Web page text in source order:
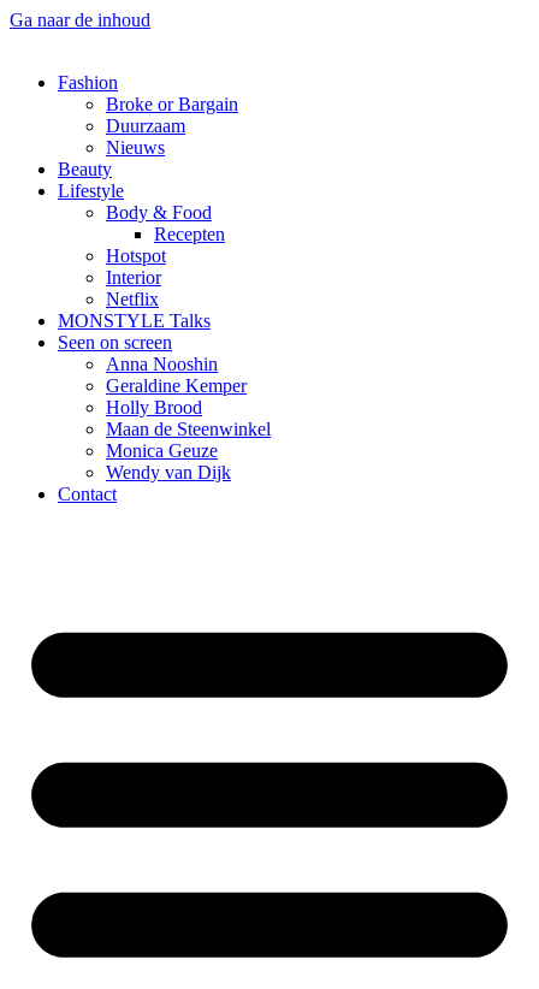
Ga naar de inhoud
Fashion
Broke or Bargain
Duurzaam
Nieuws
Beauty
Lifestyle
Body & Food
Recepten
Hotspot
Interior
Netflix
MONSTYLE Talks
Seen on screen
Anna Nooshin
Geraldine Kemper
Holly Brood
Maan de Steenwinkel
Monica Geuze
Wendy van Dijk
Contact